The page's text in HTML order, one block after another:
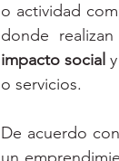
o actividad
impacto social
o servicios.
De acuerdo